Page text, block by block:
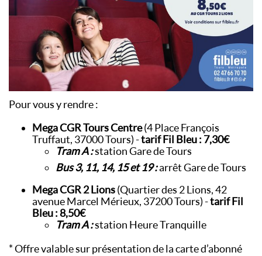
Pour vous y rendre :
Mega CGR Tours Centre(4 Place François
Truffaut, 37000 Tours) -tarif Fil Bleu : 7,30€
Tram A :station Gare de Tours
Bus 3, 11, 14, 15 et 19 :arrêt Gare de Tours
Mega CGR 2 Lions(Quartier des 2 Lions, 42
avenue Marcel Mérieux, 37200 Tours) -tarif Fil
Bleu : 8,50€
Tram A :station Heure Tranquille
* Offre valable sur présentation de la carte d’abonné